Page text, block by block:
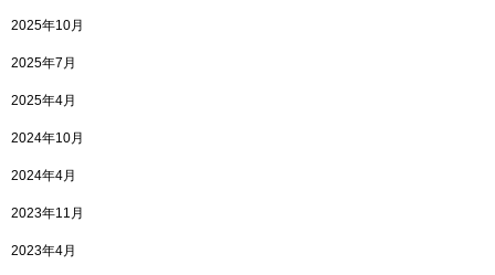
2025年10月
2025年7月
2025年4月
2024年10月
2024年4月
2023年11月
2023年4月